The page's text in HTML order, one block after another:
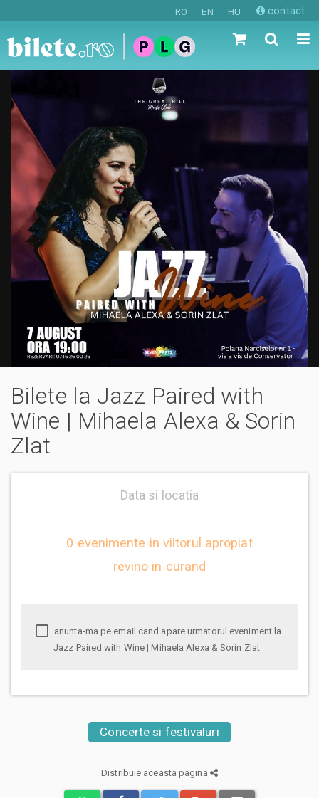
RO EN HU contact
Bilete la Jazz Paired with
Wine | Mihaela Alexa & Sorin
Zlat
Data si locatia
0 evenimente in viitorul apropiat
revino in curand
Jazz Paired with Wine | Mihaela Alexa & Sorin Zlat
Concerte si festivaluri
Distribuie aceasta pagina